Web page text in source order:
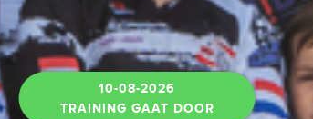
10-08-2026
TRAINING GAAT DOOR